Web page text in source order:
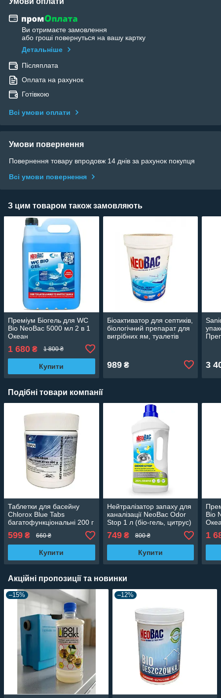
Ви отримаєте замовлення
або гроші повернуться на вашу картку
Детальніше
Післяплата
Оплата на рахунок
Готівкою
Всі умови оплати
Умови повернення
Повернення товару впродовж 14 днів за рахунок покупця
Всі умови повернення
З цим товаром також замовляють
Преміум Біогель для WC
Bio NeoBac 5000 мл 2 в 1
Океан
1 680 ₴ 1 800 ₴
Купити
Біоактиватор для септиків,
біологічний препарат для
вигрібних ям, туалетів
989₴ 3
Подібні товари компанії
Таблетки для басейну
Chlorox Blue Tabs
багатофункціональні 200 г
x 2 шт. 400 г
599 ₴ 660 ₴
Купити
Нейтралізатор запаху для
каналізації NeoBac Odor
Stop 1 л (біо-гель, цитрус)
749₴ 800 ₴
Купити
Bio
1
Акційні пропозиції та новинки
–15% –12%